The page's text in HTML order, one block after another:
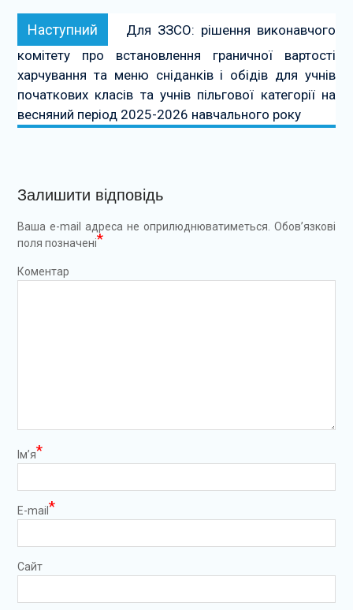
Наступний Наступний:
Для ЗЗСО: рішення виконавчого
комітету про встановлення граничної вартості
харчування та меню сніданків і обідів для учнів
початкових класів та учнів пільгової категорії на
весняний період 2025-2026 навчального року
Залишити відповідь
Ваша e-mail адреса не оприлюднюватиметься. Обов’язкові
поля позначені*
Коментар
Ім’я*
E-mail *
Сайт